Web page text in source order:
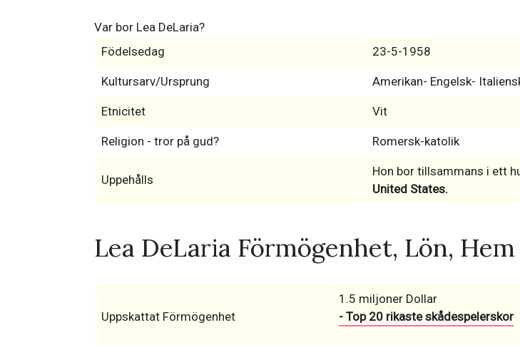
Var bor Lea DeLaria?
Födelsedag
23-5-1958
Kultursarv/Ursprung Amerikan- Engelsk-
Etnicitet Vit
Religion - tror på gud? Romersk-katolik
Uppehålls
Hon bor tillsammans i ett
United States.
Lea DeLaria Förmögenhet, Lön,
Uppskattat Förmögenhet
1.5 miljoner Dollar
- Top 20 rikaste skådespelerskor